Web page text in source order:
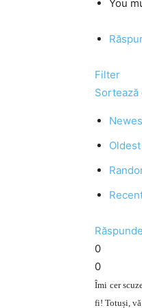
You
Filter
Sortează
0
0
Îmi cer
fi! Totuși,